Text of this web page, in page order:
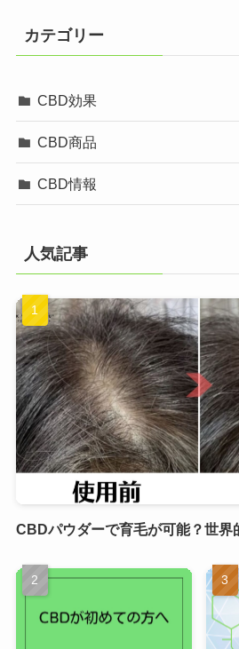
カテゴリー
CBD効果
CBD商品
CBD情報
人気記事
CBDパウダーで育毛が可能？世界